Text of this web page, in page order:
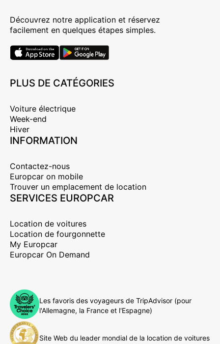
Découvrez notre application et réservez
facilement en quelques étapes simples.
PLUS DE CATÉGORIES
Voiture électrique
Week-end
Hiver
INFORMATION
Contactez-nous
Europcar on mobile
Trouver un emplacement de location
SERVICES EUROPCAR
Location de voitures
Location de fourgonnette
My Europcar
Europcar On Demand
Les favoris des voyageurs de TripAdvisor (pour
l'Allemagne, la France et l'Espagne)
Site Web du leader mondial de la location de voitures